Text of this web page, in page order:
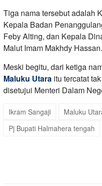
Tiga nama tersebut adalah
Kepala Badan
Feby Alting, dan Kepala
Malut Imam Makhdy Hassan.
Meski begitu, dari ketiga
Maluku Utara itu tercatat
disetujui Menteri Dalam
Ikram Sangaji Maluku
Pj Bupati Halmahera tengah